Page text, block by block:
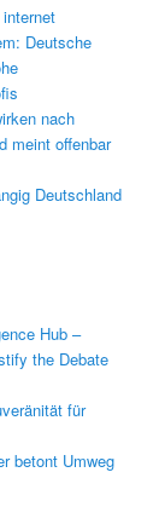
Deutsche
nach
meint offenbar
Deutschland
Hub –
the Debate
für
betont Umweg